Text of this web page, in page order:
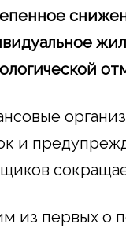
и
из первых о